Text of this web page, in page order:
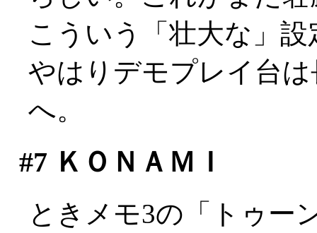
こういう「壮大な」
やはりデモプレイ台
へ。
#7 ＫＯＮＡＭＩ
ときメモ3の「トゥー